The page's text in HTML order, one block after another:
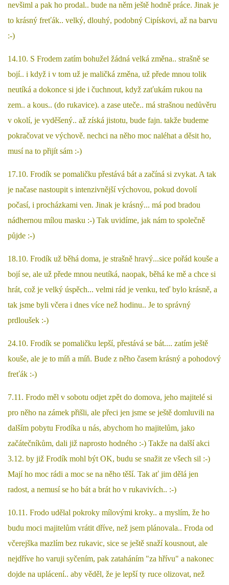
VÝROČNÍ ZPRÁVY
KONTAKT
JAK NÁM POMOCI
NAPSALI O NÁS
NATÁČENÍ V TELEVIZI
Trnová 15
294 25 Katusice
Nahoru ↑
nevšiml a pak ho prodal.. bude na něm ještě hodně práce. Jinak je
to krásný freťák.. velký, dlouhý, podobný Cipískovi, až na barvu
:-)
14.10. S Frodem zatím bohužel žádná velká změna.. strašně se
bojí.. i když i v tom už je maličká změna, už přede mnou tolik
neutíká a dokonce si jde i čuchnout, když zaťukám rukou na
zem.. a kous.. (do rukavice). a zase uteče.. má strašnou nedůvěru
v okolí, je vyděšený.. až získá jistotu, bude fajn. takže budeme
pokračovat ve výchově. nechci na něho moc naléhat a děsit ho,
musí na to přijít sám :-)
17.10. Frodík se pomaličku přestává bát a začíná si zvykat. A tak
je načase nastoupit s intenzivnější výchovou, pokud dovolí
počasí, i procházkami ven. Jinak je krásný... má pod bradou
nádhernou mílou masku :-) Tak uvidíme, jak nám to společně
půjde :-)
18.10. Frodík už běhá doma, je strašně hravý...sice pořád kouše a
bojí se, ale už přede mnou neutíká, naopak, běhá ke mě a chce si
hrát, což je velký úspěch... velmi rád je venku, teď bylo krásně, a
tak jsme byli včera i dnes více než hodinu.. Je to správný
prdloušek :-)
24.10. Frodík se pomaličku lepší, přestává se bát.... zatím ještě
kouše, ale je to míň a míň. Bude z něho časem krásný a pohodový
freťák :-)
7.11. Frodo měl v sobotu odjet zpět do domova, jeho majitelé si
pro něho na zámek přišli, ale přeci jen jsme se ještě domluvili na
dalším pobytu Frodíka u nás, abychom ho majitelům, jako
začátečníkům, dali již naprosto hodného :-) Takže na další akci
3.12. by již Frodík mohl být OK, budu se snažit ze všech sil :-)
Mají ho moc rádi a moc se na něho těší. Tak ať jim dělá jen
radost, a nemusí se ho bát a brát ho v rukavivích.. :-)
10.11. Frodo udělal pokroky mílovými kroky.. a myslím, že ho
budu moci majitelům vrátit dříve, než jsem plánovala.. Froda od
včerejška mazlím bez rukavic, sice se ještě snaží kousnout, ale
nejdříve ho varuji syčením, pak zataháním "za hřívu" a nakonec
dojde na uplácení.. aby věděl, že je lepší ty ruce olizovat, než